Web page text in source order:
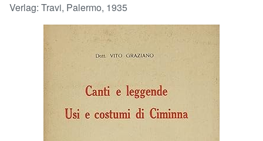
Antiquarische Bücher
Kunst & Sammlerstücke
Verkäufer werden
Verlag: Travi, Palermo, 1935